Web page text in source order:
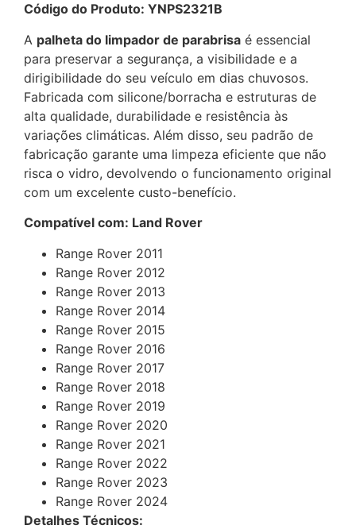
Código do Produto: YNPS2321B
A palheta do limpador de parabrisa é essencial
para preservar a segurança, a visibilidade e a
dirigibilidade do seu veículo em dias chuvosos.
Fabricada com silicone/borracha e estruturas de
alta qualidade, durabilidade e resistência às
variações climáticas. Além disso, seu padrão de
fabricação garante uma limpeza eficiente que não
risca o vidro, devolvendo o funcionamento original
com um excelente custo-benefício.
Compatível com: Land Rover
Range Rover 2011
Range Rover 2012
Range Rover 2013
Range Rover 2014
Range Rover 2015
Range Rover 2016
Range Rover 2017
Range Rover 2018
Range Rover 2019
Range Rover 2020
Range Rover 2021
Range Rover 2022
Range Rover 2023
Range Rover 2024
Detalhes Técnicos: